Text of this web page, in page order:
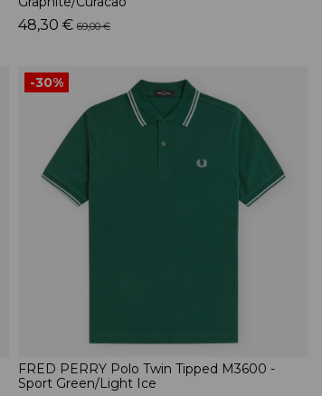
48,30 € 69,00 €
-30%
FRED PERRY Polo Twin Tipped M3600 -
Sport Green/Light Ice